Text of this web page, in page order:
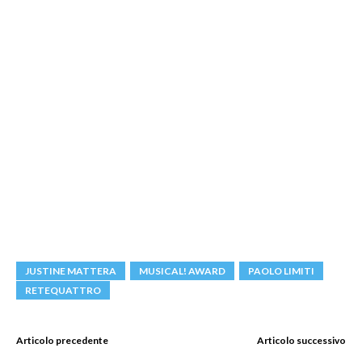
JUSTINE MATTERA MUSICAL! AWARD
PAOLO LIMITI
RETEQUATTRO
Articolo precedente Articolo successivo